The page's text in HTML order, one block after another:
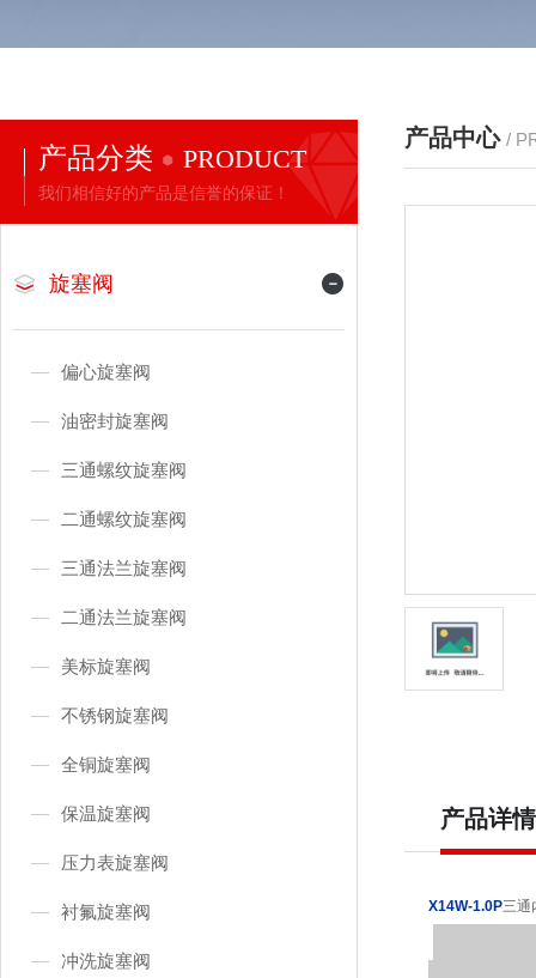
产品分类 PRODUCT
我们相信好的产品是信誉的保证！
旋塞阀
偏心旋塞阀
油密封旋塞阀
三通螺纹旋塞阀
二通螺纹旋塞阀
三通法兰旋塞阀
二通法兰旋塞阀
美标旋塞阀
不锈钢旋塞阀
全铜旋塞阀
保温旋塞阀
压力表旋塞阀
衬氟旋塞阀
冲洗旋塞阀
产品中心 /
产品详情
X14W-1.0P三通